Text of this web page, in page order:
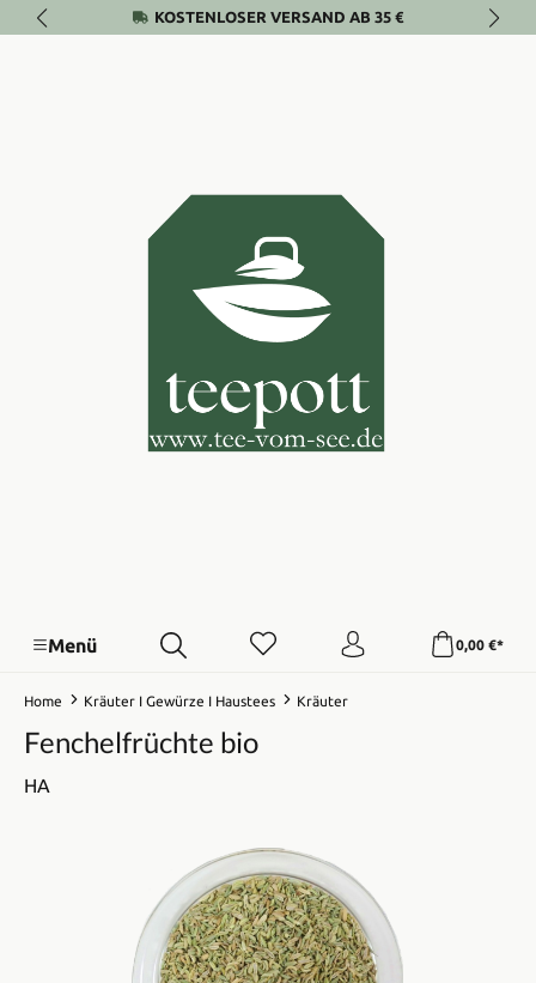
Zum Hauptinhalt springenKOSTENLOSER VERSAND AB 35 €
Menü 0,00 €*
Home Kräuter I Gewürze I Haustees Kräuter
Fenchelfrüchte bio
HA
Bildergalerie überspringen